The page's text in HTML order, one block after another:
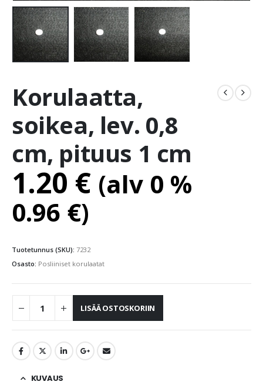
Korulaatta,
soikea, lev. 0,8
cm, pituus 1 cm
1.20 € (alv 0 %
0.96 €)
Tuotetunnus (SKU): 7232
Osasto: Posliiniset korulaatat
LISÄÄ OSTOSKORIIN
KUVAUS